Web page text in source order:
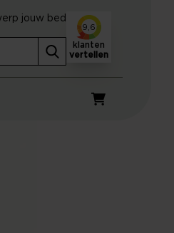
Winkelwagen
jouw bed
9,6
klanten
vertellen